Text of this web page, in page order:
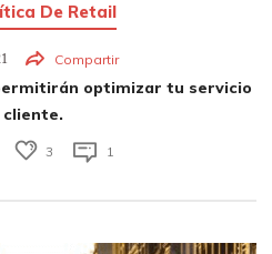
De Retail
Compartir
optimizar tu servicio
cliente.
3 1